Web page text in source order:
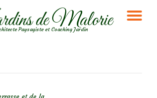
de Malorie
Paysagiste et Coaching Jardin